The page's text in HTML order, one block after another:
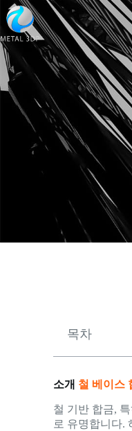
목차
소개 철 베이스
철 기반 합금,
로 유명합니다.